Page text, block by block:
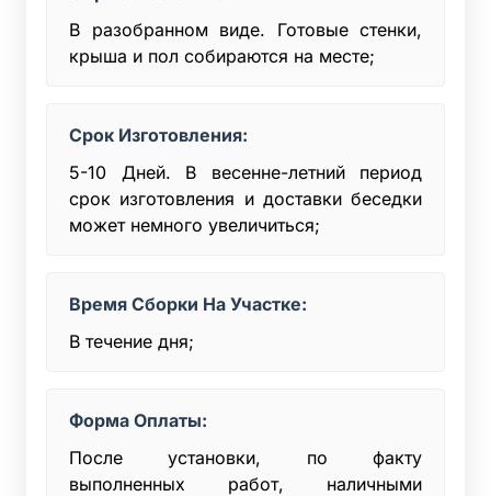
В разобранном виде. Готовые стенки,
крыша и пол собираются на месте;
Срок Изготовления:
5-10 Дней. В весенне-летний период
срок изготовления и доставки беседки
может немного увеличиться;
Время Сборки На Участке:
В течение дня;
Форма Оплаты:
После установки, по факту
выполненных работ, наличными